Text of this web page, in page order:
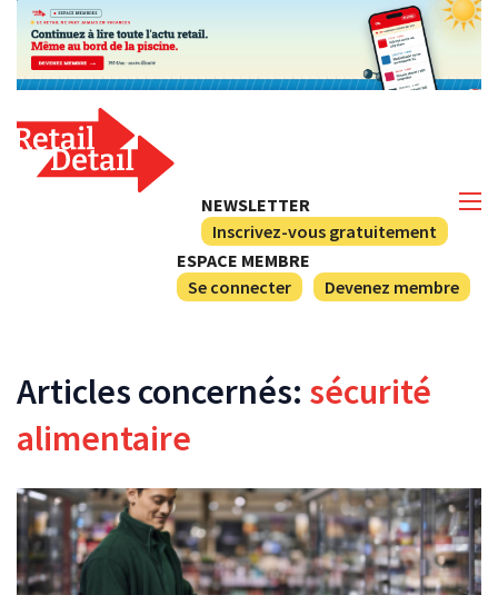
NEWSLETTER
Inscrivez-vous gratuitement
ESPACE MEMBRE
Se connecter
Devenez membre
Articles concernés: sécurité
alimentaire